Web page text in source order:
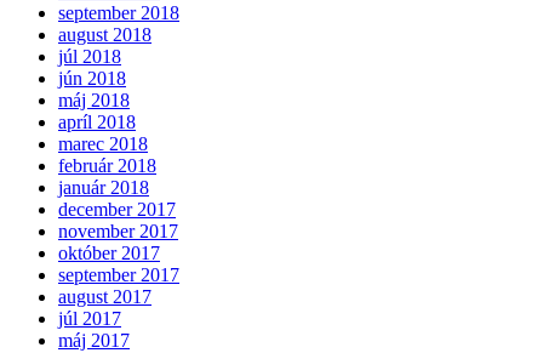
september 2018
august 2018
júl 2018
jún 2018
máj 2018
apríl 2018
marec 2018
február 2018
január 2018
december 2017
november 2017
október 2017
september 2017
august 2017
júl 2017
máj 2017